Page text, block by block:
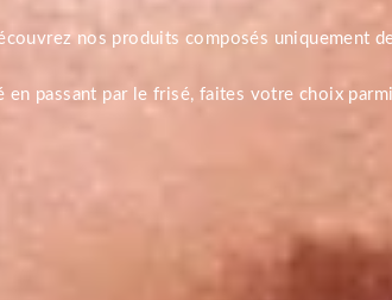
nos produits composés uniquement
en passant par le frisé, faites votre choix